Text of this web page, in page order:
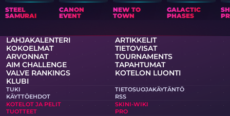
STEEL
SAMURAI
CANON
EVENT
NEW TO
TOWN
GALACTIC
PHASES
LAHJAKALENTERI
ARTIKKELIT
KOKOELMAT
TIETOVISAT
ARVONNAT
TOURNAMENTS
AIM CHALLENGE
TAPAHTUMAT
VALVE RANKINGS
KOTELON LUONTI
KLUBI
TUKI
TIETOSUOJAKÄYTÄNTÖ
KÄYTTÖEHDOT
RSS
KOTELOT JA PELIT
SKINI-WIKI
TUOTTEET
PRO